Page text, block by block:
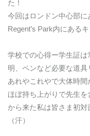
た！
今回はロンドン中心部
Regent’s Park内にある
学校での心得ー学生証
明、ペンなど必要な道
あれやこれやで大体時
ほぼ持ち上がりで先生
から来た私は皆さま初
（汗）